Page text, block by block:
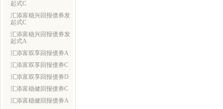
起式C
汇添富稳兴回报债券发
起式C
汇添富稳兴回报债券发
起式A
汇添富双享回报债券A
汇添富双享回报债券C
汇添富双享回报债券D
汇添富稳健回报债券C
汇添富稳健回报债券A